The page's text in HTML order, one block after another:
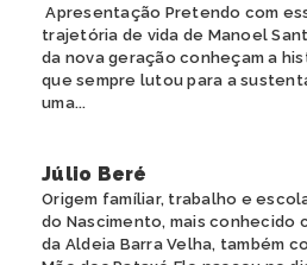
Apresentação Pretendo com
trajetória de vida de Manoel
da nova geração conheçam a
que sempre lutou para a
uma...
Júlio Beré
Origem famíliar, trabalho e
do Nascimento, mais conhecido
da Aldeia Barra Velha, também